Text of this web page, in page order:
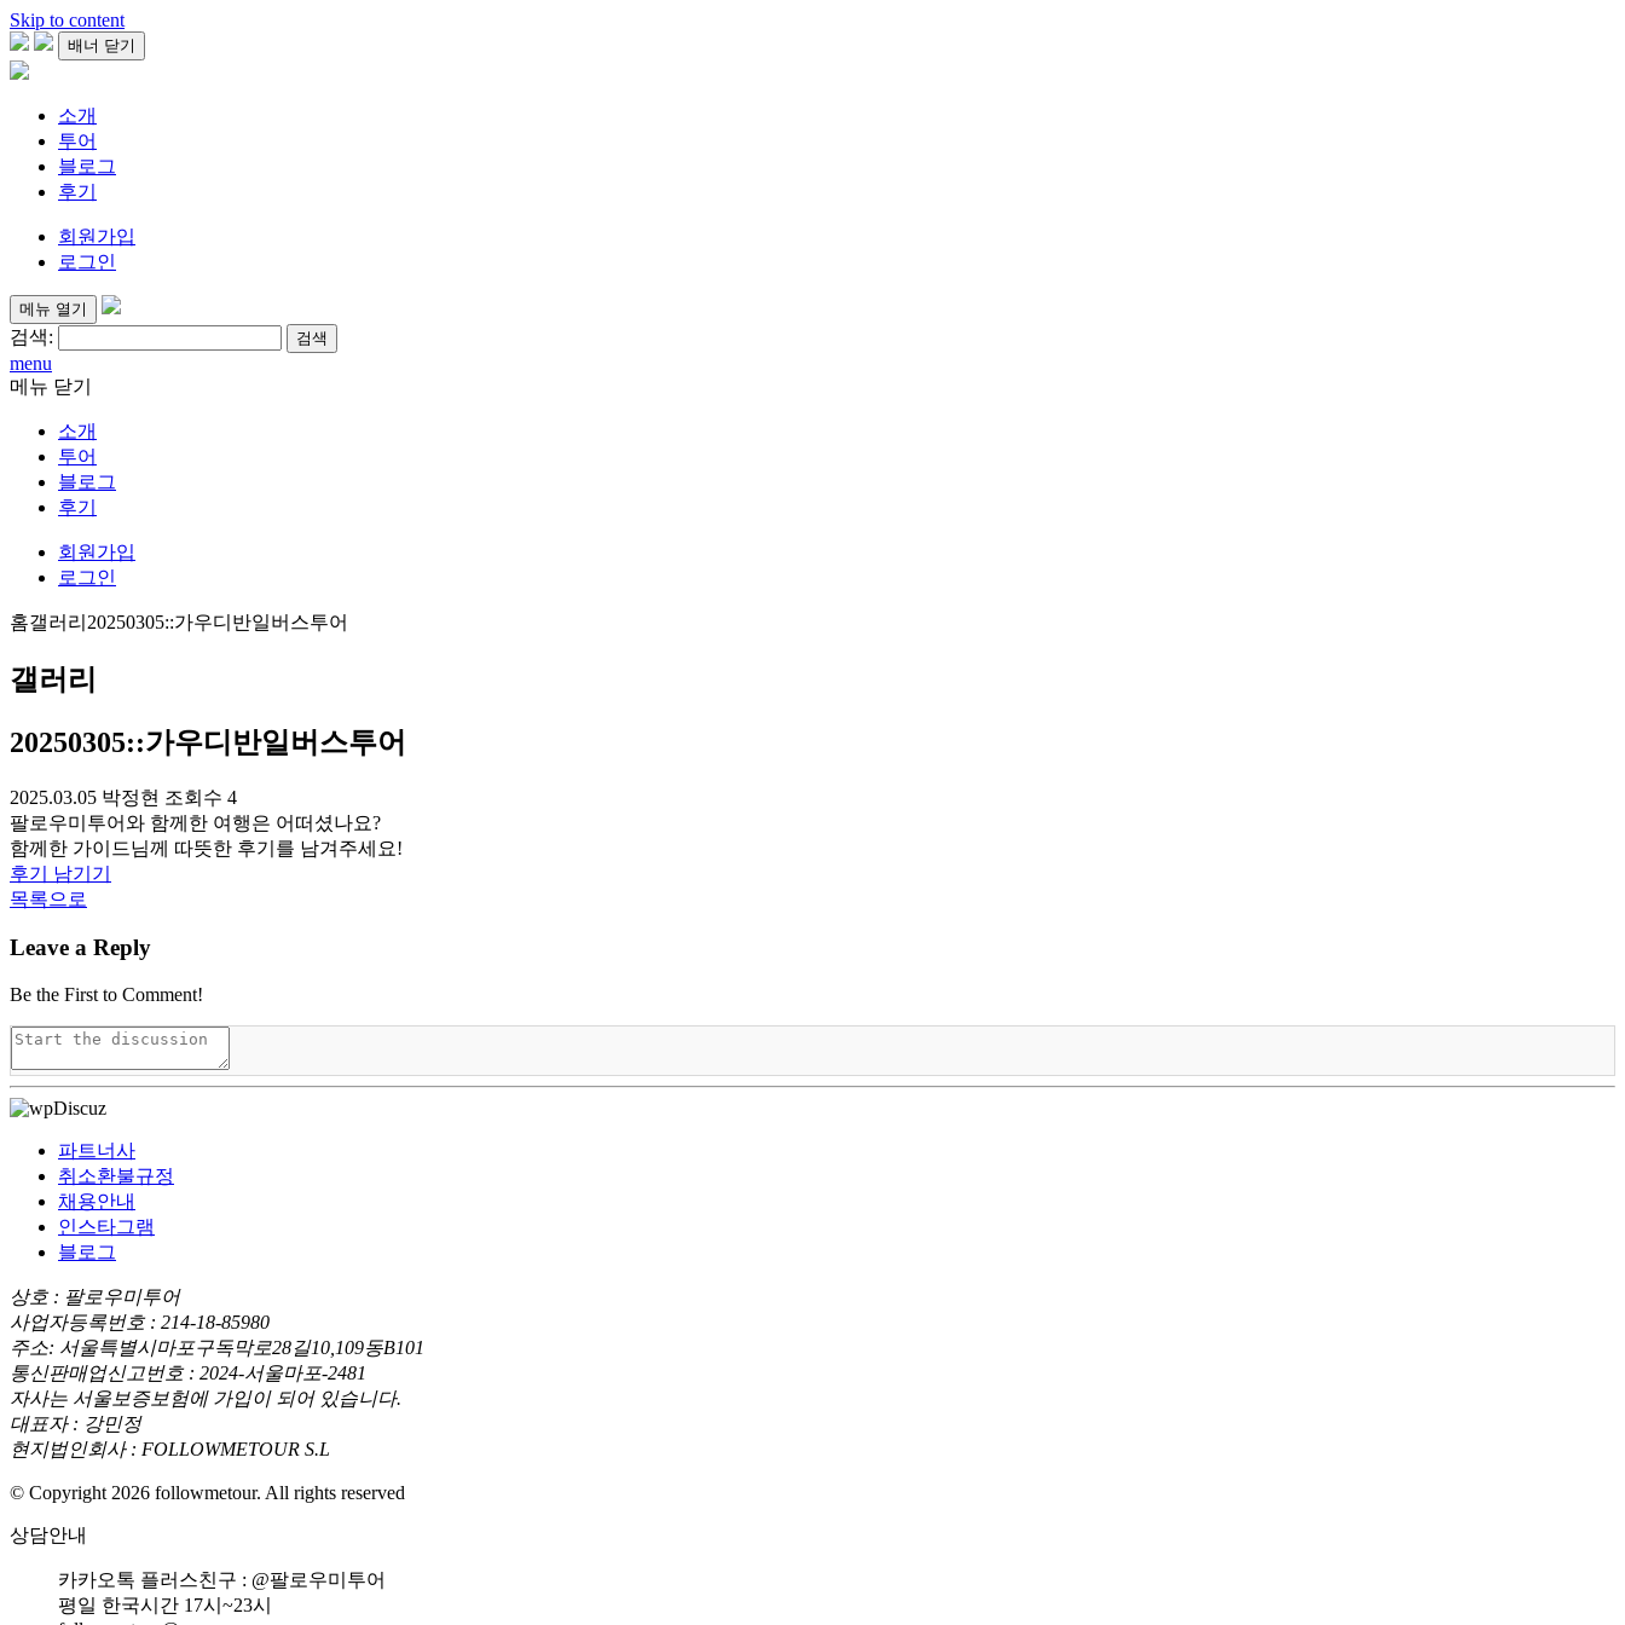
Skip to content
배너 닫기
소개
투어
블로그
후기
회원가입
로그인
메뉴 열기
검색:
menu
메뉴 닫기
소개
투어
블로그
후기
회원가입
로그인
홈갤러리 20250305::가우디반일버스투어
갤러리
20250305::가우디반일버스투어
2025.03.05 박정현 조회수 4
팔로우미투어와 함께한 여행은 어떠셨나요?
함께한 가이드님께 따뜻한 후기를 남겨주세요!
후기 남기기
목록으로
Leave a Reply
Be the First to Comment!
파트너사
취소환불규정
채용안내
인스타그램
블로그
상호 : 팔로우미투어
사업자등록번호 : 214-18-85980
주소: 서울특별시마포구독막로28길10,109동B101
통신판매업신고번호 : 2024-서울마포-2481
자사는 서울보증보험에 가입이 되어 있습니다.
대표자 : 강민정
현지법인회사 : FOLLOWMETOUR S.L
© Copyright 2026 followmetour. All rights reserved
상담안내
카카오톡 플러스친구 : @팔로우미투어
평일 한국시간 17시~23시